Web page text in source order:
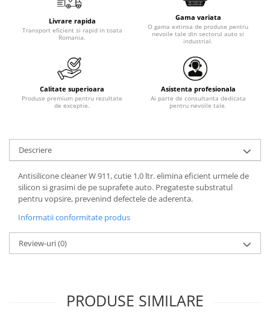
Livrare rapida
Transport eficient si rapid in toata
Romania.
Gama variata
O gama extinsa de produse pentru
nevoile tale din sectorul auto si
industrial.
Calitate superioara
Produse premium pentru rezultate
de exceptie.
Asistenta profesionala
Ai parte de consultanta dedicata
pentru nevoile tale.
Descriere
Antisilicone cleaner W 911, cutie 1,0 ltr. elimina eficient urmele de
silicon si grasimi de pe suprafete auto. Pregateste substratul
pentru vopsire, prevenind defectele de aderenta.
Informatii conformitate produs
Review-uri(0)
PRODUSE SIMILARE